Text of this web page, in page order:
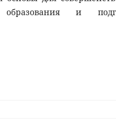
образования и